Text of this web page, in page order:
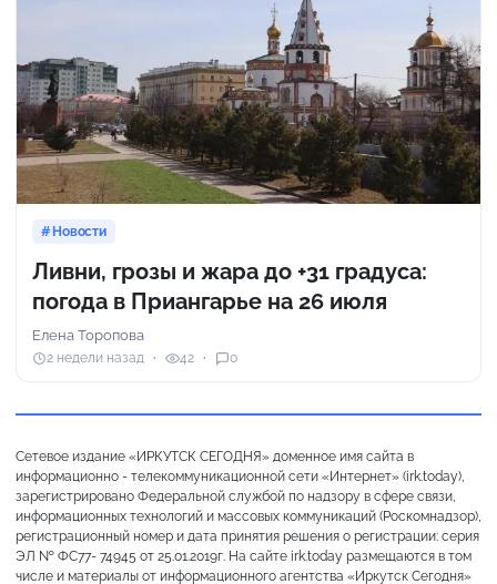
Новости
Ливни, грозы и жара до +31 градуса:
погода в Приангарье на 26 июля
Елена Торопова
2 недели назад 42 0
Сетевое издание «ИРКУТСК СЕГОДНЯ» доменное имя сайта в
информационно - телекоммуникационной сети «Интернет» (irk.today),
зарегистрировано Федеральной службой по надзору в сфере связи,
информационных технологий и массовых коммуникаций (Роскомнадзор),
регистрационный номер и дата принятия решения о регистрации: серия
ЭЛ № ФС77- 74945 от 25.01.2019г. На сайте irk.today размещаются в том
числе и материалы от информационного агентства «Иркутск Сегодня»